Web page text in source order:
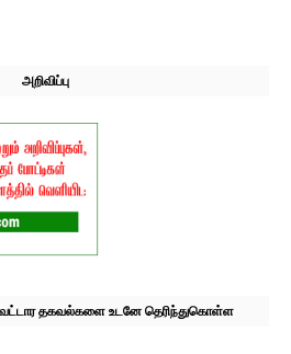
அறிவிப்பு
வட்டார தகவல்களை உடனே தெரிந்துகொள்ள